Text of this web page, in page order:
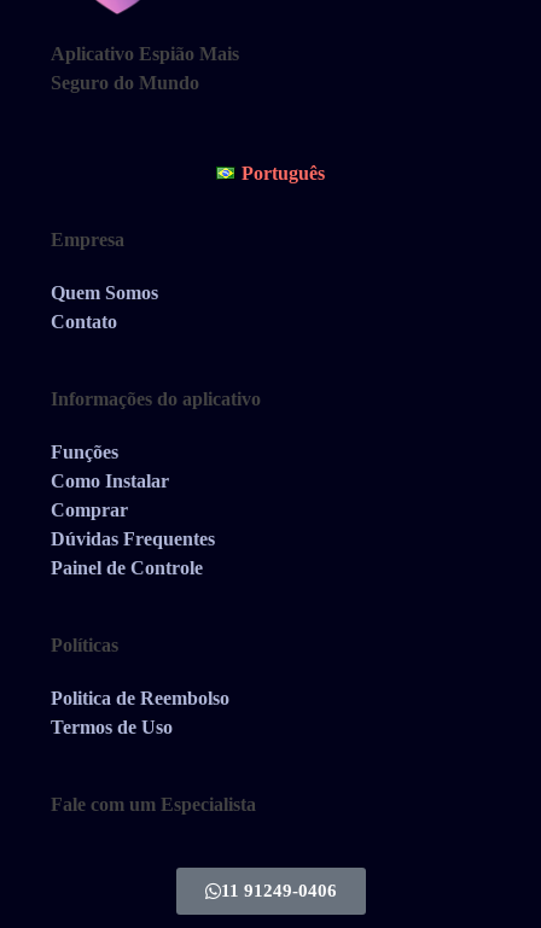
Aplicativo Espião Mais
Seguro do Mundo
Português
Empresa
Quem Somos
Contato
Informações do aplicativo
Funções
Como Instalar
Comprar
Dúvidas Frequentes
Painel de Controle
Políticas
Politica de Reembolso
Termos de Uso
Fale com um Especialista
11 91249-0406